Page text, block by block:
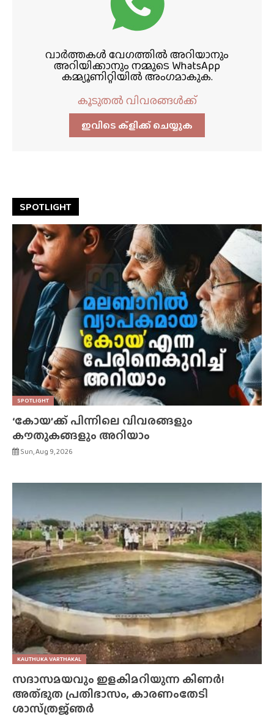
വാർത്തകൾ വേഗത്തിൽ അറിയാനും
അറിയിക്കാനും നമ്മുടെ WhatsApp
കമ്മ്യൂണിറ്റിയിൽ അംഗമാകുക.
കൂടുതൽ വിവരങ്ങൾക്ക്
ഇവിടെ ക്ളിക്ക്‌ ചെയ്യുക
SPOTLIGHT
SPOTLIGHT
‘കോയ’ക്ക് പിന്നിലെ വിവരങ്ങളും
കൗതുകങ്ങളും അറിയാം
Sun, Aug 9, 2026
KAUTHUKA VARTHAKAL
സദാസമയവും ഇളകിമറിയുന്ന കിണർ!
അത്‌ഭുത പ്രതിഭാസം, കാരണംതേടി
ശാസ്‌ത്രജ്‌ഞർ